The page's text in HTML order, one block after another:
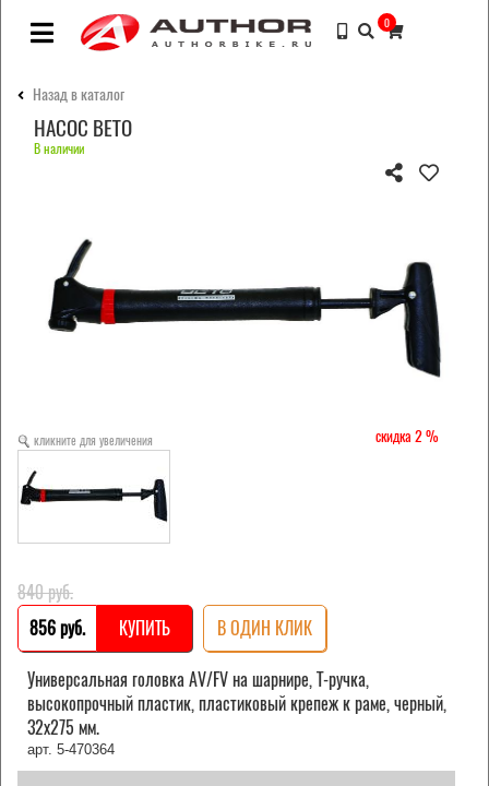
0
Назад в каталог
НАСОС BETO
В наличии
2
кликните для увеличения
840 pуб.
856 pуб.
КУПИТЬ В ОДИН КЛИК
Универсальная головка AV/FV на шарнире, Т-ручка,
высокопрочный пластик, пластиковый крепеж к раме, черный,
32х275 мм.
арт. 5-470364